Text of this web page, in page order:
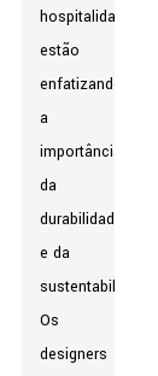
hospitalidade,
estão
enfatizando
a
importância
da
durabilidade
e da
sustentabilidade.
Os
designers